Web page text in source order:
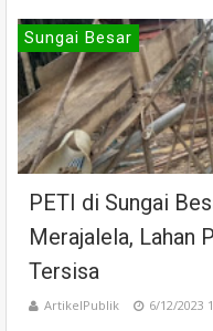
Sungai Besar
PETI di Sungai
Merajalela, Lahan
Tersisa
ArtikelPublik 6/12/2023